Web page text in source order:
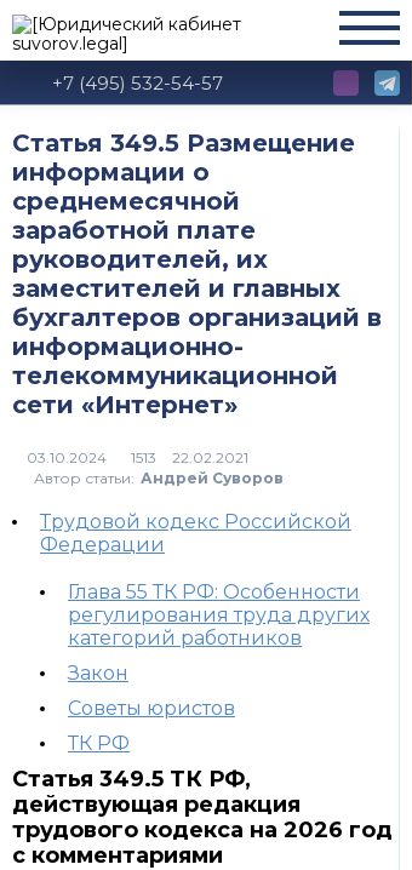
+7 (495) 532-54-57
Статья 349.5 Размещение
информации о
среднемесячной
заработной плате
руководителей, их
заместителей и главных
бухгалтеров организаций в
информационно-
телекоммуникационной
сети «Интернет»
1513
Автор статьи: Андрей Суворов
Трудовой кодекс Российской
Федерации
Глава 55 ТК РФ: Особенности
регулирования труда других
категорий работников
Закон
Советы юристов
ТК РФ
Статья 349.5 ТК РФ,
действующая редакция
трудового кодекса на 2026 год
с комментариями